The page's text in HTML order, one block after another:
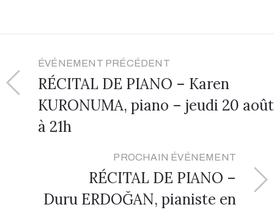
ÉVÉNEMENT PRÉCÉDENT
RÉCITAL DE PIANO – Karen
KURONUMA, piano – jeudi 20 août
à 21h
PROCHAIN ÉVÉNEMENT
RÉCITAL DE PIANO –
Duru ERDOĞAN, pianiste en